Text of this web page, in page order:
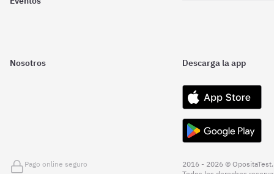
Nosotros Descarga la app
Pago online seguro
2016 - 2026 © OpositaTest.